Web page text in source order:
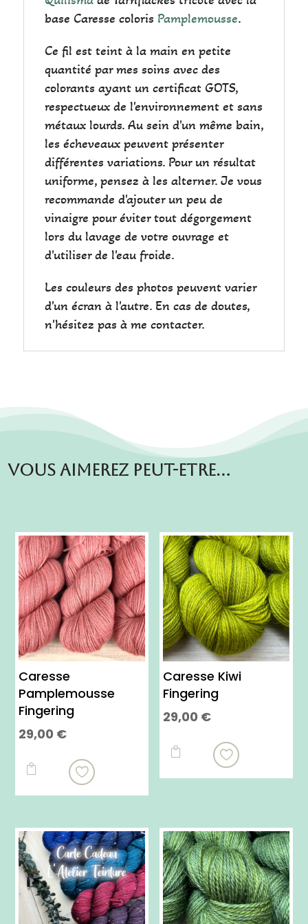
base Caresse coloris Pamplemousse.
Ce fil est teint à la main en petite
quantité par mes soins avec des
colorants ayant un certificat GOTS,
respectueux de l'environnement et sans
métaux lourds. Au sein d'un même bain,
les écheveaux peuvent présenter
différentes variations. Pour un résultat
uniforme, pensez à les alterner. Je vous
recommande d'ajouter un peu de
vinaigre pour éviter tout dégorgement
lors du lavage de votre ouvrage et
d'utiliser de l'eau froide.
Les couleurs des photos peuvent varier
d'un écran à l'autre. En cas de doutes,
n'hésitez pas à me contacter.
Vous aimerez peut-etre…
Caresse
Pamplemousse
Fingering
29,00 €

produit
Les
options
peuvent
être
choisies
Caresse Kiwi
Fingering
29,00 €

produit
options
peuvent
être
choisies
sur